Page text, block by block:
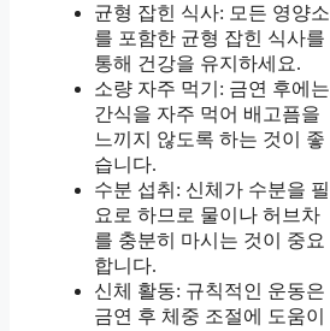
균형 잡힌 식사: 모든 영양소
를 포함한 균형 잡힌 식사를
통해 건강을 유지하세요.
소량 자주 먹기: 금연 후에는
간식을 자주 먹어 배고픔을
느끼지 않도록 하는 것이 좋
습니다.
수분 섭취: 신체가 수분을 필
요로 하므로 물이나 허브차
를 충분히 마시는 것이 중요
합니다.
신체 활동: 규칙적인 운동은
금연 후 체중 조절에 도움이